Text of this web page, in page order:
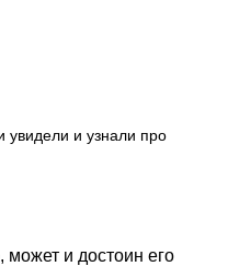
увидели и узнали про
и достоин его